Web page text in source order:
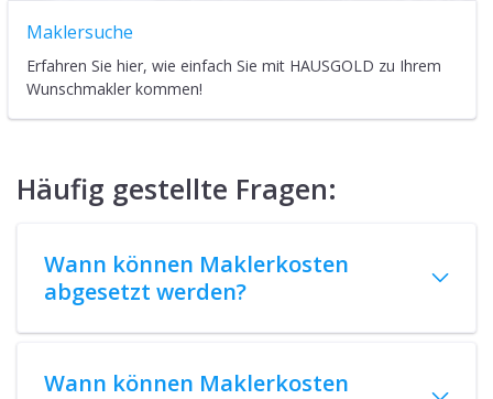
Maklersuche
Erfahren Sie hier, wie einfach Sie mit HAUSGOLD zu Ihrem
Wunschmakler kommen!
Häufig gestellte Fragen:
Wann können Maklerkosten
abgesetzt werden?
Wann können Maklerkosten